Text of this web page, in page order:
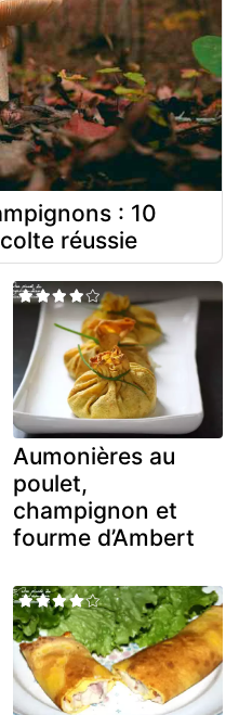
: 10
réussie
Aumonières au
poulet,
champignon et
fourme d’Ambert